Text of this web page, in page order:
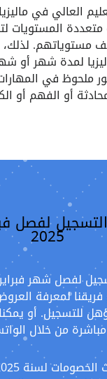
العالي في
متعددة المستويات
مستوياتهم.
لمدة شهر أو
ملحوظ في
أو الفهم أو
لفصل
2025
لمعرفة
للتسجيل. أو
من خلال